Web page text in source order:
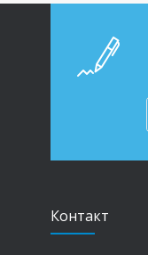
Контакт